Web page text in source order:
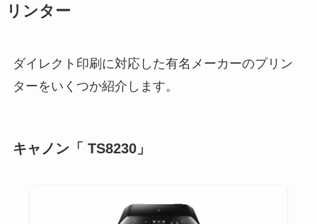
リンター
ダイレクト印刷に対応した有名メーカーのプリン
ターをいくつか紹介します。
キャノン「 TS8230」